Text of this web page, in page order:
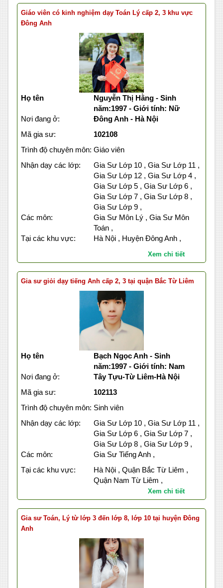
Giáo viên có kinh nghiệm dạy Toán Lý cấp 2, 3 khu vực
Đông Anh
Họ tên
Nguyễn Thị Hằng - Sinh
năm:1997 - Giới tính: Nữ
Nơi đang ở:
Đông Anh - Hà Nội
Mã gia sư:
102108
Trình độ chuyên môn: Giáo viên
Nhận dạy các lớp:
Gia Sư Lớp 10 , Gia Sư Lớp 11 ,
Gia Sư Lớp 12 , Gia Sư Lớp 4 ,
Gia Sư Lớp 5 , Gia Sư Lớp 6 ,
Gia Sư Lớp 7 , Gia Sư Lớp 8 ,
Gia Sư Lớp 9 ,
Các môn:
Gia Sư Môn Lý , Gia Sư Môn
Toán ,
Tại các khu vực:
Hà Nội , Huyện Đông Anh ,
Xem chi tiết
Gia sư giỏi dạy tiếng Anh cấp 2, 3 tại quận Bắc Từ Liêm
Họ tên
Bạch Ngọc Anh - Sinh
năm:1997 - Giới tính: Nam
Nơi đang ở:
Tây Tựu-Từ Liêm-Hà Nội
Mã gia sư:
102113
Trình độ chuyên môn: Sinh viên
Nhận dạy các lớp:
Gia Sư Lớp 10 , Gia Sư Lớp 11 ,
Gia Sư Lớp 6 , Gia Sư Lớp 7 ,
Gia Sư Lớp 8 , Gia Sư Lớp 9 ,
Các môn:
Gia Sư Tiếng Anh ,
Tại các khu vực:
Hà Nội , Quận Bắc Từ Liêm ,
Quận Nam Từ Liêm ,
Xem chi tiết
Gia sư Toán, Lý từ lớp 3 đến lớp 8, lớp 10 tại huyện Đông
Anh